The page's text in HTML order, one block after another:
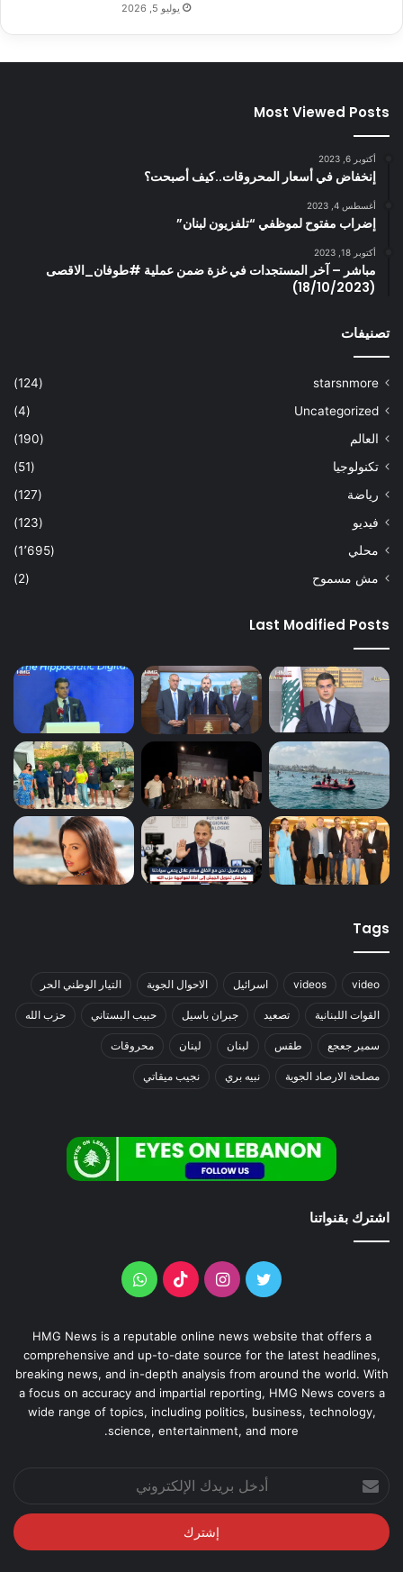
يوليو 5, 2026
Most Viewed Posts
أكتوبر 6, 2023
إنخفاض في أسعار المحروقات..كيف أصبحت؟
أغسطس 4, 2023
إضراب مفتوح لموظفي “تلفزيون لبنان”
أكتوبر 18, 2023
مباشر – آخر المستجدات في غزة ضمن عملية #طوفان_الاقصى
(18/10/2023)
تصنيفات
starsnmore
(124)
Uncategorized
(4)
العالم
(190)
تكنولوجيا
(51)
رياضة
(127)
فيديو
(123)
محلي
(1٬695)
مش مسموح
(2)
Last Modified Posts
Tags
video
videos اسرائيل الاحوال الجوية التيار الوطني الحر
القوات اللبنانية تصعيد جبران باسيل حبيب البستاني حزب الله
سمير جعجع طقس لبنان لينان محروقات
مصلحة الارصاد الجوية نبيه بري نجيب ميقاتي
اشترك بقنواتنا
HMG News is a reputable online news website that offers a
comprehensive and up-to-date source for the latest headlines,
breaking news, and in-depth analysis from around the world. With
a focus on accuracy and impartial reporting, HMG News covers a
wide range of topics, including politics, business, technology,
science, entertainment, and more.
بريدك
الإلكتروني